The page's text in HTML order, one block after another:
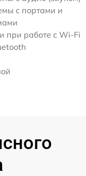
с портами и
при работе с Wi-Fi